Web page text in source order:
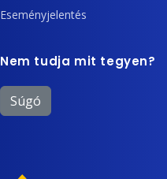
Eseményjelentés
Nem tudja mit tegyen?
Súgó